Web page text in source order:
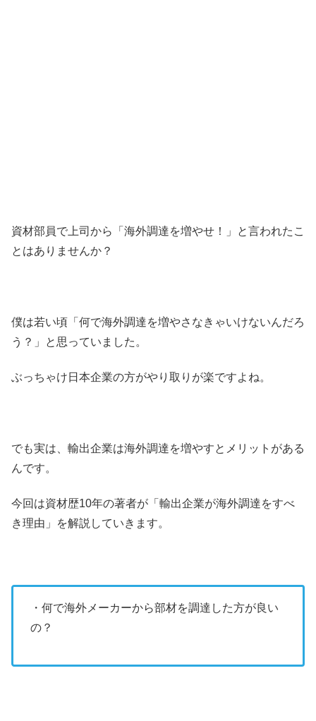
資材部員で上司から「海外調達を増やせ！」と言われたこ
とはありませんか？
僕は若い頃「何で海外調達を増やさなきゃいけないんだろ
う？」と思っていました。
ぶっちゃけ日本企業の方がやり取りが楽ですよね。
でも実は、輸出企業は海外調達を増やすとメリットがある
んです。
今回は資材歴10年の著者が「輸出企業が海外調達をすべ
き理由」を解説していきます。
・何で海外メーカーから部材を調達した方が良い
の？